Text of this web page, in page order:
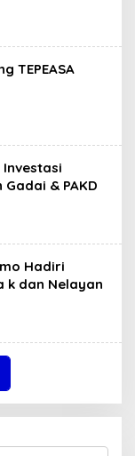
TEPEASA
Investasi
& PAKD
Hadiri
k dan Nelayan